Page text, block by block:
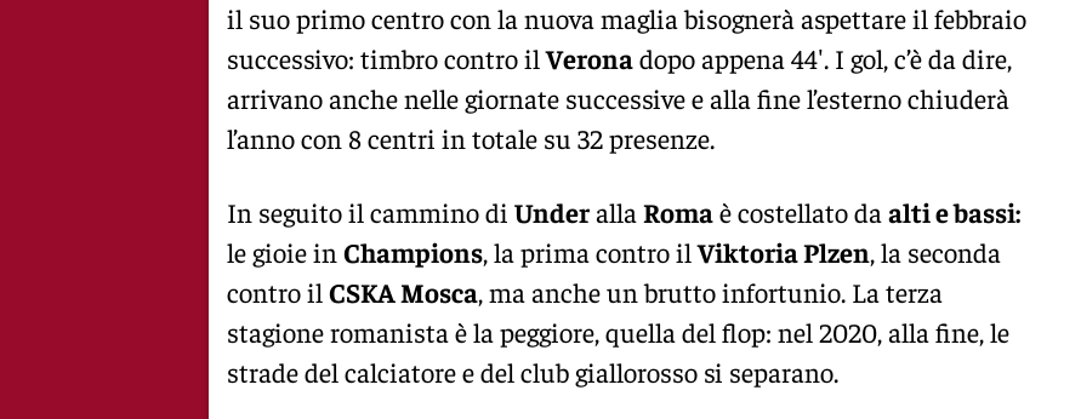
il suo primo centro con la nuova maglia bisognerà aspettare il febbraio
successivo: timbro contro ilVeronadopo appena 44′. I gol, c’è da dire,
arrivano anche nelle giornate successive e alla fine l’esterno chiuderà
l’anno con 8 centri in totale su 32 presenze.
In seguito il cammino di Underalla Romaè costellato da alti e bassi:
le gioie in Champions, la prima contro ilViktoria Plzen, la seconda
contro il CSKA Mosca, ma anche un brutto infortunio. La terza
stagione romanista è la peggiore, quella del flop: nel 2020, alla fine, le
strade del calciatore e del club giallorosso si separano.